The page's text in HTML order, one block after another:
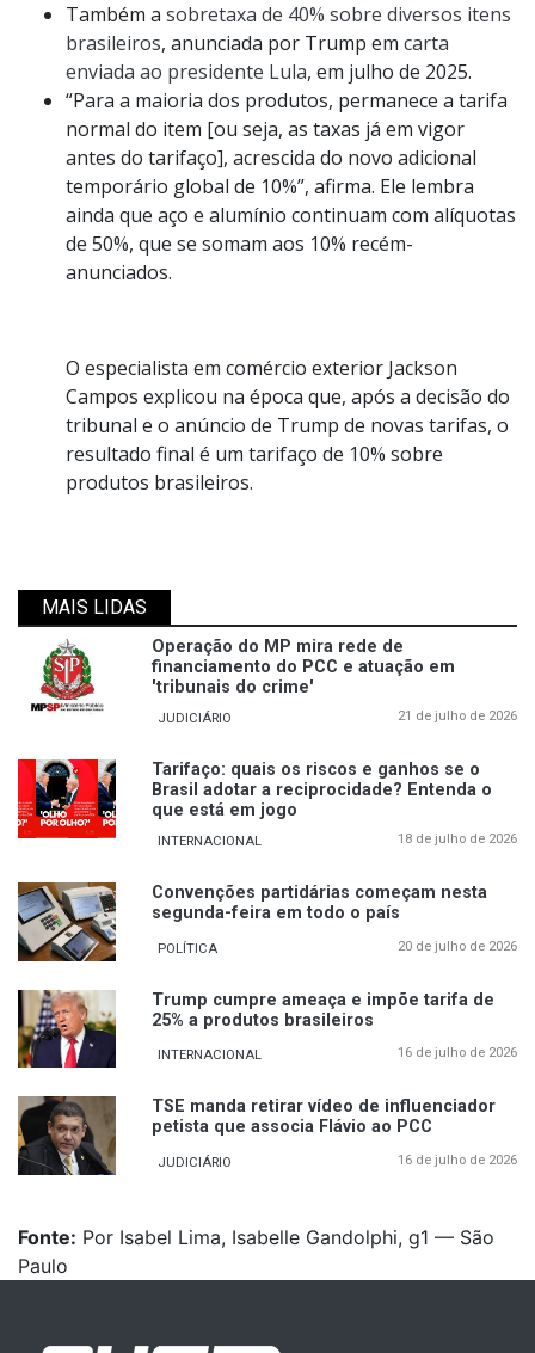
Também a sobretaxa de 40% sobre diversos itens
brasileiros, anunciada por Trump em carta
enviada ao presidente Lula, em julho de 2025.
“Para a maioria dos produtos, permanece a tarifa
normal do item [ou seja, as taxas já em vigor
antes do tarifaço], acrescida do novo adicional
temporário global de 10%”, afirma. Ele lembra
ainda que aço e alumínio continuam com alíquotas
de 50%, que se somam aos 10% recém-
anunciados.
O especialista em comércio exterior Jackson
Campos explicou na época que, após a decisão do
tribunal e o anúncio de Trump de novas tarifas, o
resultado final é um tarifaço de 10% sobre
produtos brasileiros.
MAIS LIDAS
Operação do MP mira rede de
financiamento do PCC e atuação em
'tribunais do crime'
JUDICIÁRIO 21 de julho de 2026
Tarifaço: quais os riscos e ganhos se o
Brasil adotar a reciprocidade? Entenda o
que está em jogo
INTERNACIONAL 18 de julho de 2026
Convenções partidárias começam nesta
segunda-feira em todo o país
POLÍTICA 20 de julho de 2026
Trump cumpre ameaça e impõe tarifa de
25% a produtos brasileiros
INTERNACIONAL 16 de julho de 2026
TSE manda retirar vídeo de influenciador
petista que associa Flávio ao PCC
JUDICIÁRIO 16 de julho de 2026
Fonte: Por Isabel Lima, Isabelle Gandolphi, g1 — São
Paulo